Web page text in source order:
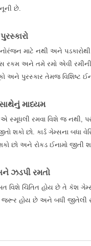
છે.
મનોરંજન માટે નથી અને
રકમ અને તમે રમો એવી
અને પુરસ્કાર તેમજ વિશિષ્ટ
માધ્યમ
સ્મૂધલી રમવા વિશે જ નથી,
શકો છો. કાર્ડ ગેમ્સના
છો અને રોકડ ઈનામો જીતી
ઝડપી રમતો
વિશે ચિંતિત હોય છે તે કૅશ
જરૂર હોય છે અને બધી જીતેલી